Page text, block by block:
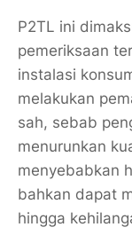
P2TL ini
pemeriksaan
instalasi
melakukan
sah, sebab
menurunkan
menyebabkan
bahkan dapat
hingga